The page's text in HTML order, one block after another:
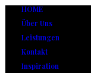
HOME
Über Uns
Leistungen
Kontakt
Inspiration